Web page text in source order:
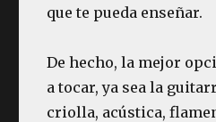
que te pueda enseñar.
De hecho, la mejor
a tocar, ya sea la
criolla, acústica,